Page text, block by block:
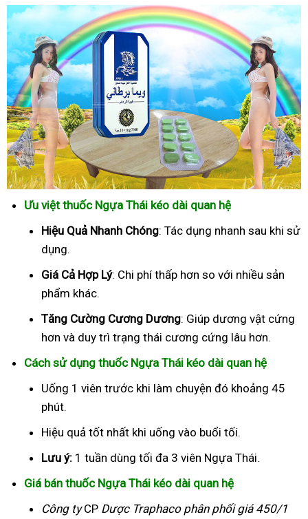
Ưu việt thuốc Ngựa Thái kéo dài quan hệ
Hiệu Quả Nhanh Chóng: Tác dụng nhanh sau khi sử
dụng.
Giá Cả Hợp Lý: Chi phí thấp hơn so với nhiều sản
phẩm khác.
Tăng Cường Cương Dương: Giúp dương vật cứng
hơn và duy trì trạng thái cương cứng lâu hơn.
Cách sử dụng thuốc Ngựa Thái kéo dài quan hệ
Uống 1 viên trước khi làm chuyện đó khoảng 45
phút.
Hiệu quả tốt nhất khi uống vào buổi tối.
Lưu ý: 1 tuần dùng tối đa 3 viên Ngựa Thái.
Giá bán thuốc Ngựa Thái kéo dài quan hệ
Công tyCP Dược Traphacophân phối giá 450/1